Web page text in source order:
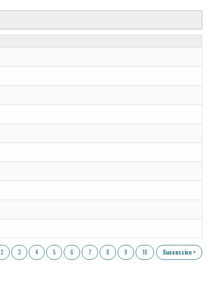
2 3 4 5 6 7 8 9 10 Successivo >